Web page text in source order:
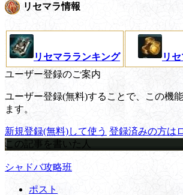
リセマラ情報
リセマラランキング
リ
ユーザー登録のご案内
ユーザー登録(無料)することで、この機
ます。
新規登録(無料)して使う 登録済みの方は
この記事を書いた人
シャドバ攻略班
ポスト